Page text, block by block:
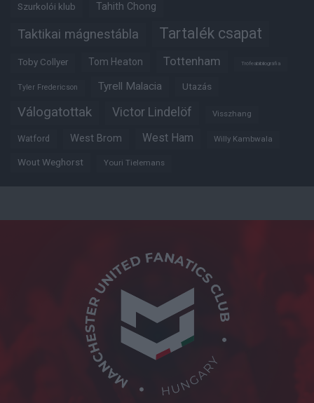
Szurkolói klub Tahith Chong
Taktikai mágnestábla Tartalék csapat
Toby Collyer Tom Heaton Tottenham Trófeabibliográfia
Tyler Fredericson Tyrell Malacia Utazás
Válogatottak Victor Lindelöf Visszhang
Watford West Brom West Ham Willy Kambwala
Wout Weghorst Youri Tielemans